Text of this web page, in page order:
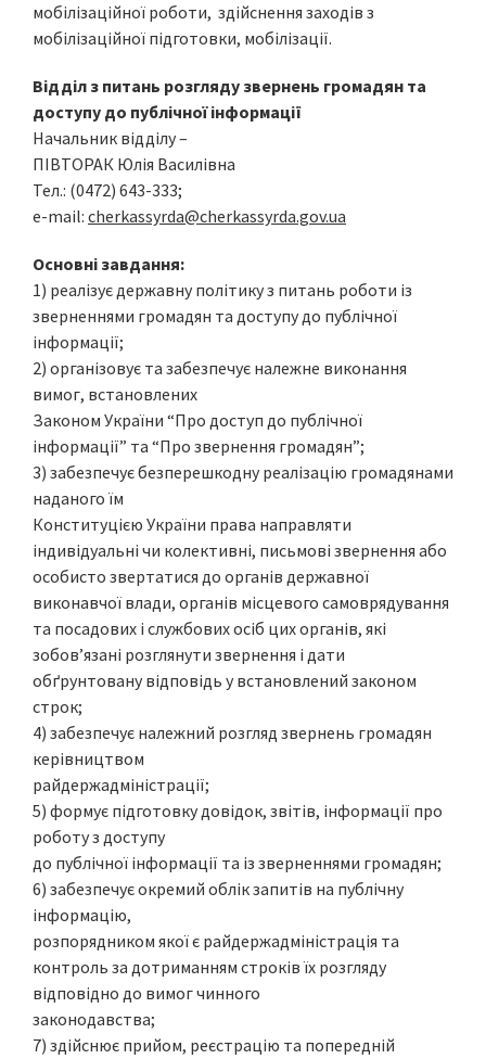
мобілізаційної роботи, здійснення заходів з
мобілізаційної підготовки, мобілізації.
Відділ з питань розгляду звернень громадян та
доступу до публічної інформації
Начальник відділу –
ПІВТОРАК Юлія Василівна
Тел.: (0472) 643-333;
e-mail: cherkassyrda@cherkassyrda.gov.ua
Основні завдання:
1) реалізує державну політику з питань роботи із
зверненнями громадян та доступу до публічної
інформації;
2) організовує та забезпечує належне виконання
вимог, встановлених
Законом України “Про доступ до публічної
інформації” та “Про звернення громадян”;
3) забезпечує безперешкодну реалізацію громадянами
наданого їм
Конституцією України права направляти
індивідуальні чи колективні, письмові звернення або
особисто звертатися до органів державної
виконавчої влади, органів місцевого самоврядування
та посадових і службових осіб цих органів, які
зобов’язані розглянути звернення і дати
обґрунтовану відповідь у встановлений законом
строк;
4) забезпечує належний розгляд звернень громадян
керівництвом
райдержадміністрації;
5) формує підготовку довідок, звітів, інформації про
роботу з доступу
до публічної інформації та із зверненнями громадян;
6) забезпечує окремий облік запитів на публічну
інформацію,
розпорядником якої є райдержадміністрація та
контроль за дотриманням строків їх розгляду
відповідно до вимог чинного
законодавства;
7) здійснює прийом, реєстрацію та попередній